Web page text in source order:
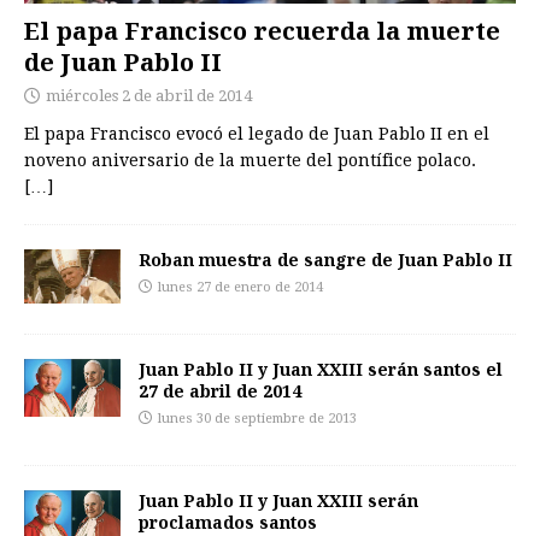
El papa Francisco recuerda la muerte
de Juan Pablo II
miércoles 2 de abril de 2014
El papa Francisco evocó el legado de Juan Pablo II en el
noveno aniversario de la muerte del pontífice polaco.
[…]
Roban muestra de sangre de Juan Pablo II
lunes 27 de enero de 2014
Juan Pablo II y Juan XXIII serán santos el
27 de abril de 2014
lunes 30 de septiembre de 2013
Juan Pablo II y Juan XXIII serán
proclamados santos